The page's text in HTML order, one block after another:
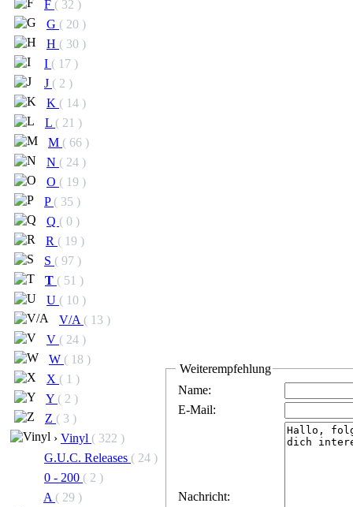
F ( 32 )
G ( 20 )
H ( 30 )
I ( 17 )
J ( 2 )
K ( 14 )
L ( 21 )
M ( 66 )
N ( 24 )
O ( 19 )
P ( 35 )
Q ( 0 )
R ( 19 )
S ( 97 )
T ( 51 )
U ( 10 )
V/A ( 13 )
V ( 24 )
W ( 18 )
X ( 1 )
Y ( 2 )
Z ( 3 )
› Vinyl ( 322 )
G.U.C. Releases ( 24 )
0 - 200 ( 2 )
A ( 29 )
Weiterempfehlung
Name:
E-Mail:
Nachricht: